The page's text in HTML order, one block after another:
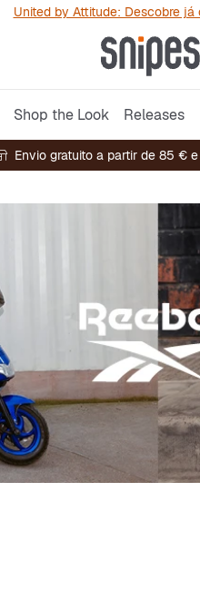
United by Attitude: Descobre já
Shop the Look Releases
Envio gratuito a partir de 85 €